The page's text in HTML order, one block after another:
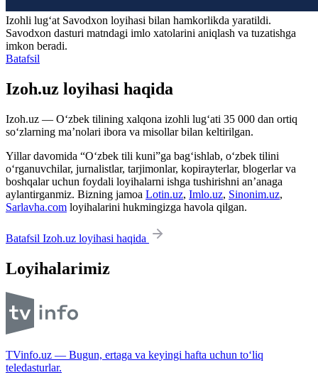
Izohli lugʻat Savodxon loyihasi bilan hamkorlikda yaratildi.
Savodxon dasturi matndagi imlo xatolarini aniqlash va tuzatishga
imkon beradi.
Batafsil
Izoh.uz loyihasi haqida
Izoh.uz — O‘zbek tilining xalqona izohli lug‘ati 35 000 dan ortiq
so‘zlarning ma’nolari ibora va misollar bilan keltirilgan.
Yillar davomida “O‘zbek tili kuni”ga bag‘ishlab, o‘zbek tilini
o‘rganuvchilar, jurnalistlar, tarjimonlar, kopirayterlar, blogerlar va
boshqalar uchun foydali loyihalarni ishga tushirishni an’anaga
aylantirganmiz. Bizning jamoa Lotin.uz, Imlo.uz, Sinonim.uz,
Sarlavha.com loyihalarini hukmingizga havola qilgan.
Batafsil Izoh.uz loyihasi haqida
Loyihalarimiz
TVinfo.uz — Bugun, ertaga va keyingi hafta uchun to‘liq
teledasturlar.